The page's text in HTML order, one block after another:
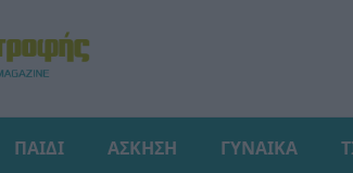
ΠΑΙΔΙ ΑΣΚΗΣΗ ΓΥΝΑΙΚΑ